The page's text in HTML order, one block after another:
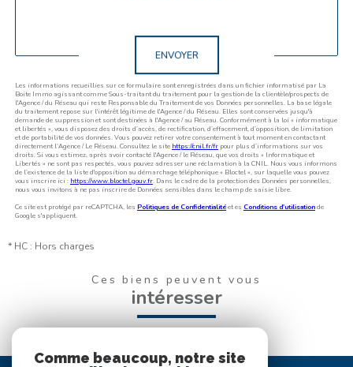
ENVOYER
Les informations recueillies sur ce formulaire sont enregistrées dans un fichier informatisé par La
Boite Immo agissant comme Sous-traitant du traitement pour la gestion de la clientèle/prospects de
l'Agence / du Réseau qui reste Responsable du Traitement de vos Données personnelles. La base légale
du traitement repose sur l'intérêt légitime de l'Agence / du Réseau. Elles sont conservées jusqu'à
demande de suppression et sont destinées à l'Agence / au Réseau. Conformément à la loi « informatique
et libertés », vous disposez des droits d’accès, de rectification, d’effacement, d’opposition, de limitation
et de portabilité de vos données. Vous pouvez retirer votre consentement à tout moment en contactant
directement l’Agence / Le Réseau. Consultez le site https://cnil.fr/fr pour plus d’informations sur vos
droits. Si vous estimez, après avoir contacté l'Agence / le Réseau, que vos droits « Informatique et
Libertés » ne sont pas respectés, vous pouvez adresser une réclamation à la CNIL. Nous vous informons
de l’existence de la liste d'opposition au démarchage téléphonique « Bloctel », sur laquelle vous pouvez
vous inscrire ici : https://www.bloctel.gouv.fr. Dans le cadre de la protection des Données personnelles,
nous vous invitons à ne pas inscrire de Données sensibles dans le champ de saisie libre.
Ce site est protégé par reCAPTCHA, les Politiques de Confidentialitéet es Conditions d'utilisationde
Google s'appliquent.
* HC : Hors charges
Ces biens peuvent vous
intéresser
Comme beaucoup, notre site